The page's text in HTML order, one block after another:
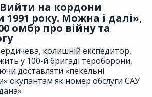
на кордони
1991 року. Можна і далі»,
омбр про війну та
колишній експедитор,
у 100-й бригаді тероборони,
доставляти «пекельні
окупантам як номер обслуги САУ